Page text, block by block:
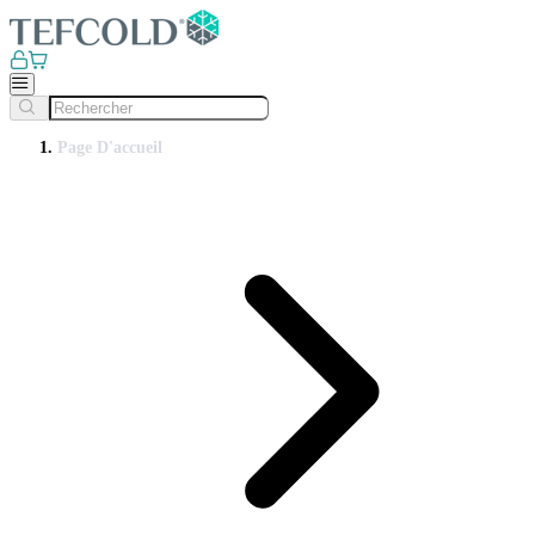
Page D'accueil